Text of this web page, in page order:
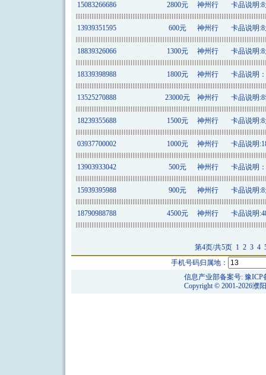
15083266686 2800元 神州行 卡品说明
13939351595 600元 神州行 卡品说明
18839326066 1300元 神州行 卡品说明
18339398988 1800元 神州行 卡品说明
13525270888 23000元 神州行 卡品说明
18239355688 1500元 神州行 卡品说明
03937700002 1000元 神州行 卡品说明
13903933042 500元 神州行 卡品说明
15939395988 900元 神州行 卡品说明
18790988788 4500元 神州行 卡品说明
第4页/共5页 1 2 34
手机号码归属地：
信息产业部备案号: 豫ICP
Copyright © 2001-2026濮